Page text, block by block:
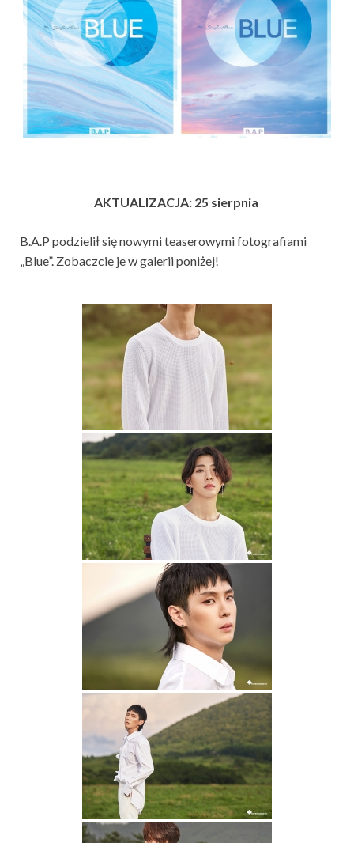
AKTUALIZACJA: 25 sierpnia
B.A.P podzielił się nowymi teaserowymi fotografiami
„Blue”. Zobaczcie je w galerii poniżej!